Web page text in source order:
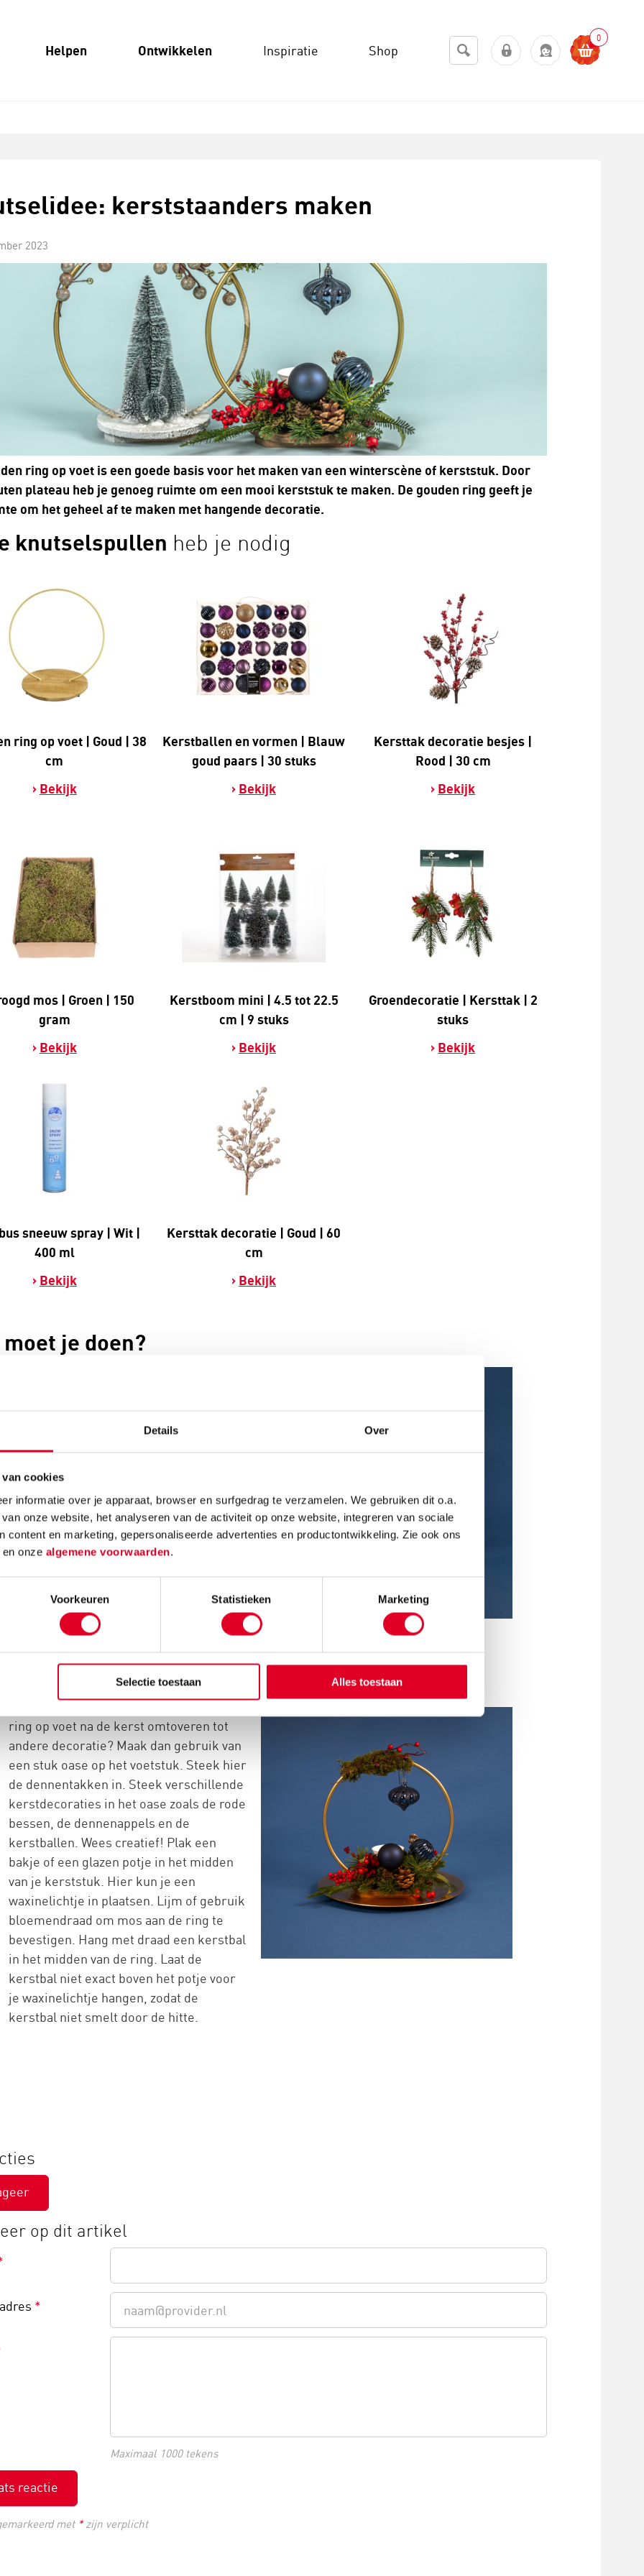
Details Over
van cookies
informatie over je apparaat, browser en surfgedrag te verzamelen. We gebruiken dit o.a.
onze website, het analyseren van de activiteit op onze website, integreren van sociale
content en marketing, gepersonaliseerde advertenties en productontwikkeling. Zie ook ons
en onze algemene voorwaarden.
Voorkeuren Statistieken Marketing
Selectie toestaan Alles toestaan
Helpen Ontwikkelen Inspiratie Shop
0
kerststaanders maken
2023
ring op voet is een goede basis voor het maken van een winterscène of kerststuk. Door
plateau heb je genoeg ruimte om een mooi kerststuk te maken. De gouden ring geeft je
om het geheel af te maken met hangende decoratie.
knutselspullen heb je nodig
ring op voet | Goud | 38
cm
Bekijk
Kerstballen en vormen | Blauw
goud paars | 30 stuks
Bekijk
Kersttak decoratie besjes |
Rood | 30 cm
Bekijk
mos | Groen | 150
gram
Bekijk
Kerstboom mini | 4.5 tot 22.5
cm | 9 stuks
Bekijk
Groendecoratie | Kersttak | 2
stuks
Bekijk
sneeuw spray | Wit |
400 ml
Bekijk
Kersttak decoratie | Goud | 60
cm
Bekijk
je doen?
Deze simpele, minimalistische
winterscène is makkelijk in elkaar te
zetten. Plak de decoratie kerstboompjes
op het houten voetstuk met een
lijmpistool. Bedek de rest van het houten
voetstuk met spuitsneeuw. Let op: de
sneeuw zal niet opdrogen of hard
worden, dus pak het voetstuk na het
aan de gouden ring.
Lijm met een lijmpistool dennentakken
ring op voet na de kerst omtoveren tot
andere decoratie? Maak dan gebruik van
een stuk oase op het voetstuk. Steek hier
de dennentakken in. Steek verschillende
kerstdecoraties in het oase zoals de rode
bessen, de dennenappels en de
kerstballen. Wees creatief! Plak een
bakje of een glazen potje in het midden
van je kerststuk. Hier kun je een
waxinelichtje in plaatsen. Lijm of gebruik
bloemendraad om mos aan de ring te
bevestigen. Hang met draad een kerstbal
in het midden van de ring. Laat de
kerstbal niet exact boven het potje voor
je waxinelichtje hangen, zodat de
kerstbal niet smelt door de hitte.
op dit artikel
*
Maximaal 1000 tekens
reactie
met *zijn verplicht